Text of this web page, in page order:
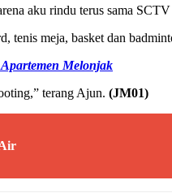
aku rindu terus sama
tenis meja, basket dan
Melonjak
terang Ajun. (JM01)